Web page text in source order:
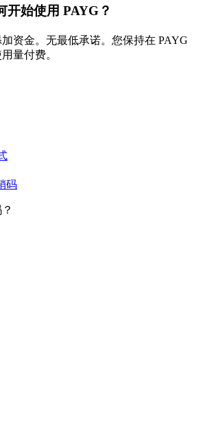
开始使用 PAYG？
资金。无最低承诺。您保持在 PAYG
量付费。
码